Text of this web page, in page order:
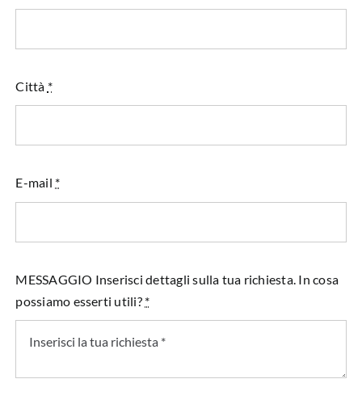
Città *
E-mail *
MESSAGGIO Inserisci dettagli sulla tua richiesta. In cosa
possiamo esserti utili? *